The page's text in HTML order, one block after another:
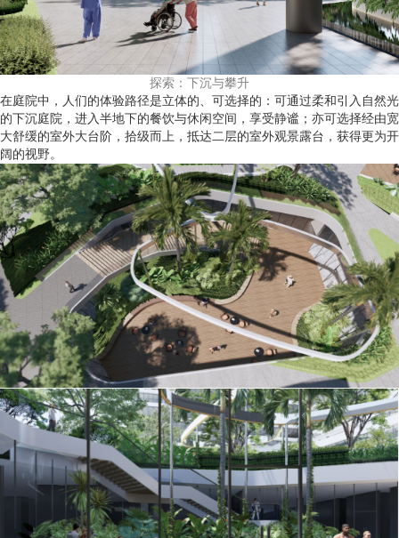
探索：下沉与攀升
在庭院中，人们的体验路径是立体的、可选择的：可通过柔和引入自然光
的下沉庭院，进入半地下的餐饮与休闲空间，享受静谧；亦可选择经由宽
大舒缓的室外大台阶，拾级而上，抵达二层的室外观景露台，获得更为开
阔的视野。